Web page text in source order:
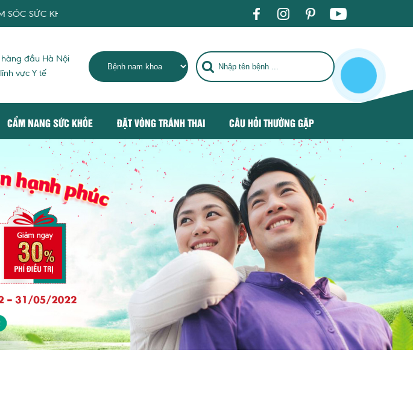
KHỎE HÀNG ĐẦU CHO NGƯỜI DÂN KHU VỰC HÀ NỘI VÀ CÁC TỈNH THÀNH LÂN CẬN.
hàng đầu Hà Nội
vực Y tế
CẨM NANG SỨC KHỎE ĐẶT VÒNG TRÁNH THAI CÂU HỎI THƯỜNG GẶP